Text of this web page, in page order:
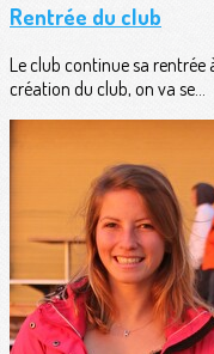
Rentrée du club
Le club continue sa rentrée
création du club, on va se...